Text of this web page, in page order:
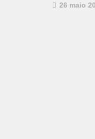
26 maio